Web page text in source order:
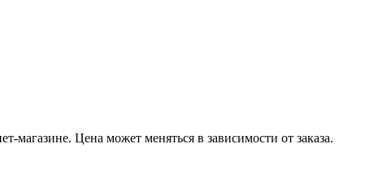
магазине. Цена может меняться в зависимости от заказа.